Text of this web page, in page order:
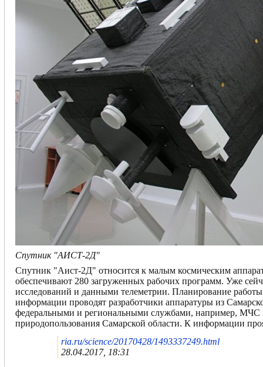
Спутник "АИСТ-2Д"
Спутник "Аист-2Д" относится к малым космическим
обеспечивают 280 загруженных рабочих программ. Уже
исследований и данными телеметрии. Планирование
информации проводят разработчики аппаратуры из
федеральными и региональными службами, например, МЧС
природопользования Самарской области. К информации
ria.ru/science/20170428/1493337249.html
28.04.2017, 18:31